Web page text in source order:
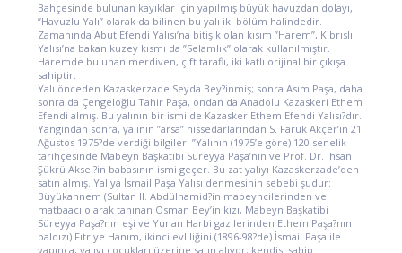
Bahçesinde bulunan kayıklar için yapılmış büyük havuzdan dolayı,
”Havuzlu Yalı” olarak da bilinen bu yalı iki bölüm halindedir.
Zamanında Abut Efendi Yalısı’na bitişik olan kısım ”Harem”, Kıbrıslı
Yalısı’na bakan kuzey kısmı da ”Selamlık” olarak kullanılmıştır.
Haremde bulunan merdiven, çift taraflı, iki katlı orijinal bir çıkışa
sahiptir.
Yalı önceden Kazaskerzade Seyda Bey?inmiş; sonra Asım Paşa, daha
sonra da Çengeloğlu Tahir Paşa, ondan da Anadolu Kazaskeri Ethem
Efendi almış. Bu yalının bir ismi de Kazasker Ethem Efendi Yalısı?dır.
Yangından sonra, yalının ”arsa” hissedarlarından S. Faruk Akçer’in 21
Ağustos 1975?de verdiği bilgiler: ”Yalının (1975’e göre) 120 senelik
tarihçesinde Mabeyn Başkatibi Süreyya Paşa’nın ve Prof. Dr. İhsan
Şükrü Aksel?in babasının ismi geçer. Bu zat yalıyı Kazaskerzade’den
satın almış. Yalıya İsmail Paşa Yalısı denmesinin sebebi şudur:
Büyükannem (Sultan II. Abdülhamid?in mabeyncilerinden ve
matbaacı olarak tanınan Osman Bey’in kızı, Mabeyn Başkatibi
Süreyya Paşa?nın eşi ve Yunan Harbi gazilerinden Ethem Paşa?nın
baldızı) Fıtriye Hanım, ikinci evliliğini (1896-98?de) İsmail Paşa ile
yapınca, yalıyı çocukları üzerine satın alıyor; kendisi sahip